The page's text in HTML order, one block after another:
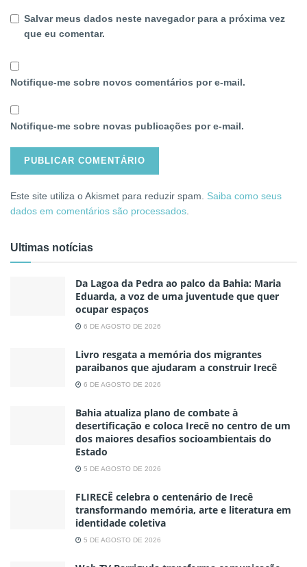
Salvar meus dados neste navegador para a próxima vez
que eu comentar.
Notifique-me sobre novos comentários por e-mail.
Notifique-me sobre novas publicações por e-mail.
Este site utiliza o Akismet para reduzir spam. Saiba como seus
dados em comentários são processados
Ultimas notícias
Da Lagoa da Pedra ao palco da Bahia: Maria
Eduarda, a voz de uma juventude que quer
ocupar espaços
6 DE AGOSTO DE 2026
Livro resgata a memória dos migrantes
paraibanos que ajudaram a construir Irecê
6 DE AGOSTO DE 2026
Bahia atualiza plano de combate à
desertificação e coloca Irecê no centro de um
dos maiores desafios socioambientais do
Estado
5 DE AGOSTO DE 2026
FLIRECÊ celebra o centenário de Irecê
transformando memória, arte e literatura em
identidade coletiva
5 DE AGOSTO DE 2026